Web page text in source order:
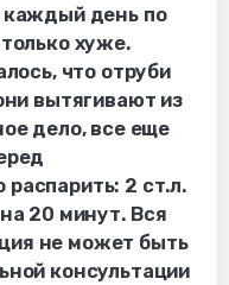
каждый день по
хуже.
что отруби
вытягивают из
дело, все еще
2 ст.л.
20 минут. Вся
не может быть
консультации